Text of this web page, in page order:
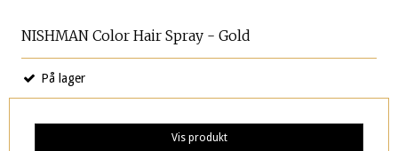
NISHMAN Color Hair Spray - Gold
På lager
Vis produkt